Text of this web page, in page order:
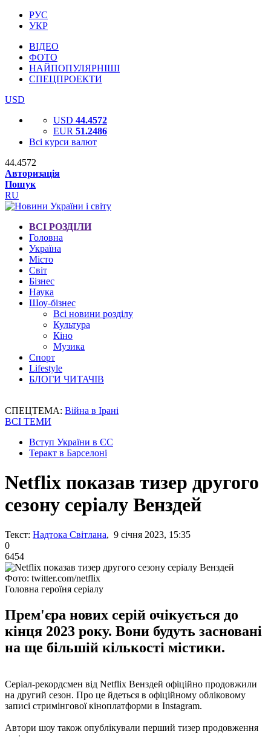
РУС
УКР
ВІДЕО
ФОТО
НАЙПОПУЛЯРНІШІ
СПЕЦПРОЕКТИ
USD
USD 44.4572
EUR 51.2486
Всі курси валют
44.4572
Авторизація
Пошук
RU
ВСІ РОЗДІЛИ
Головна
Україна
Місто
Світ
Бізнес
Наука
Шоу-бізнес
Всі новини розділу
Культура
Кіно
Музика
Спорт
Lifestyle
БЛОГИ ЧИТАЧІВ
СПЕЦТЕМА: Війна в Ірані
ВСІ ТЕМИ
Вступ України в ЄС
Теракт в Барселоні
Netflix показав тизер другого
сезону серіалу Венздей
Текст: Надтока Світлана, 9 січня 2023, 15:35
0
6454
Фото: twitter.com/netflix
Головна героїня серіалу
Прем'єра нових серій очікується до
кінця 2023 року. Вони будуть засновані
на ще більшій кількості містики.
Серіал-рекордсмен від Netflix Венздей офіційно продовжили
на другий сезон. Про це йдеться в офіційному обліковому
записі стримінгової кіноплатформи в Instagram.
Автори шоу також опублікували перший тизер продовження